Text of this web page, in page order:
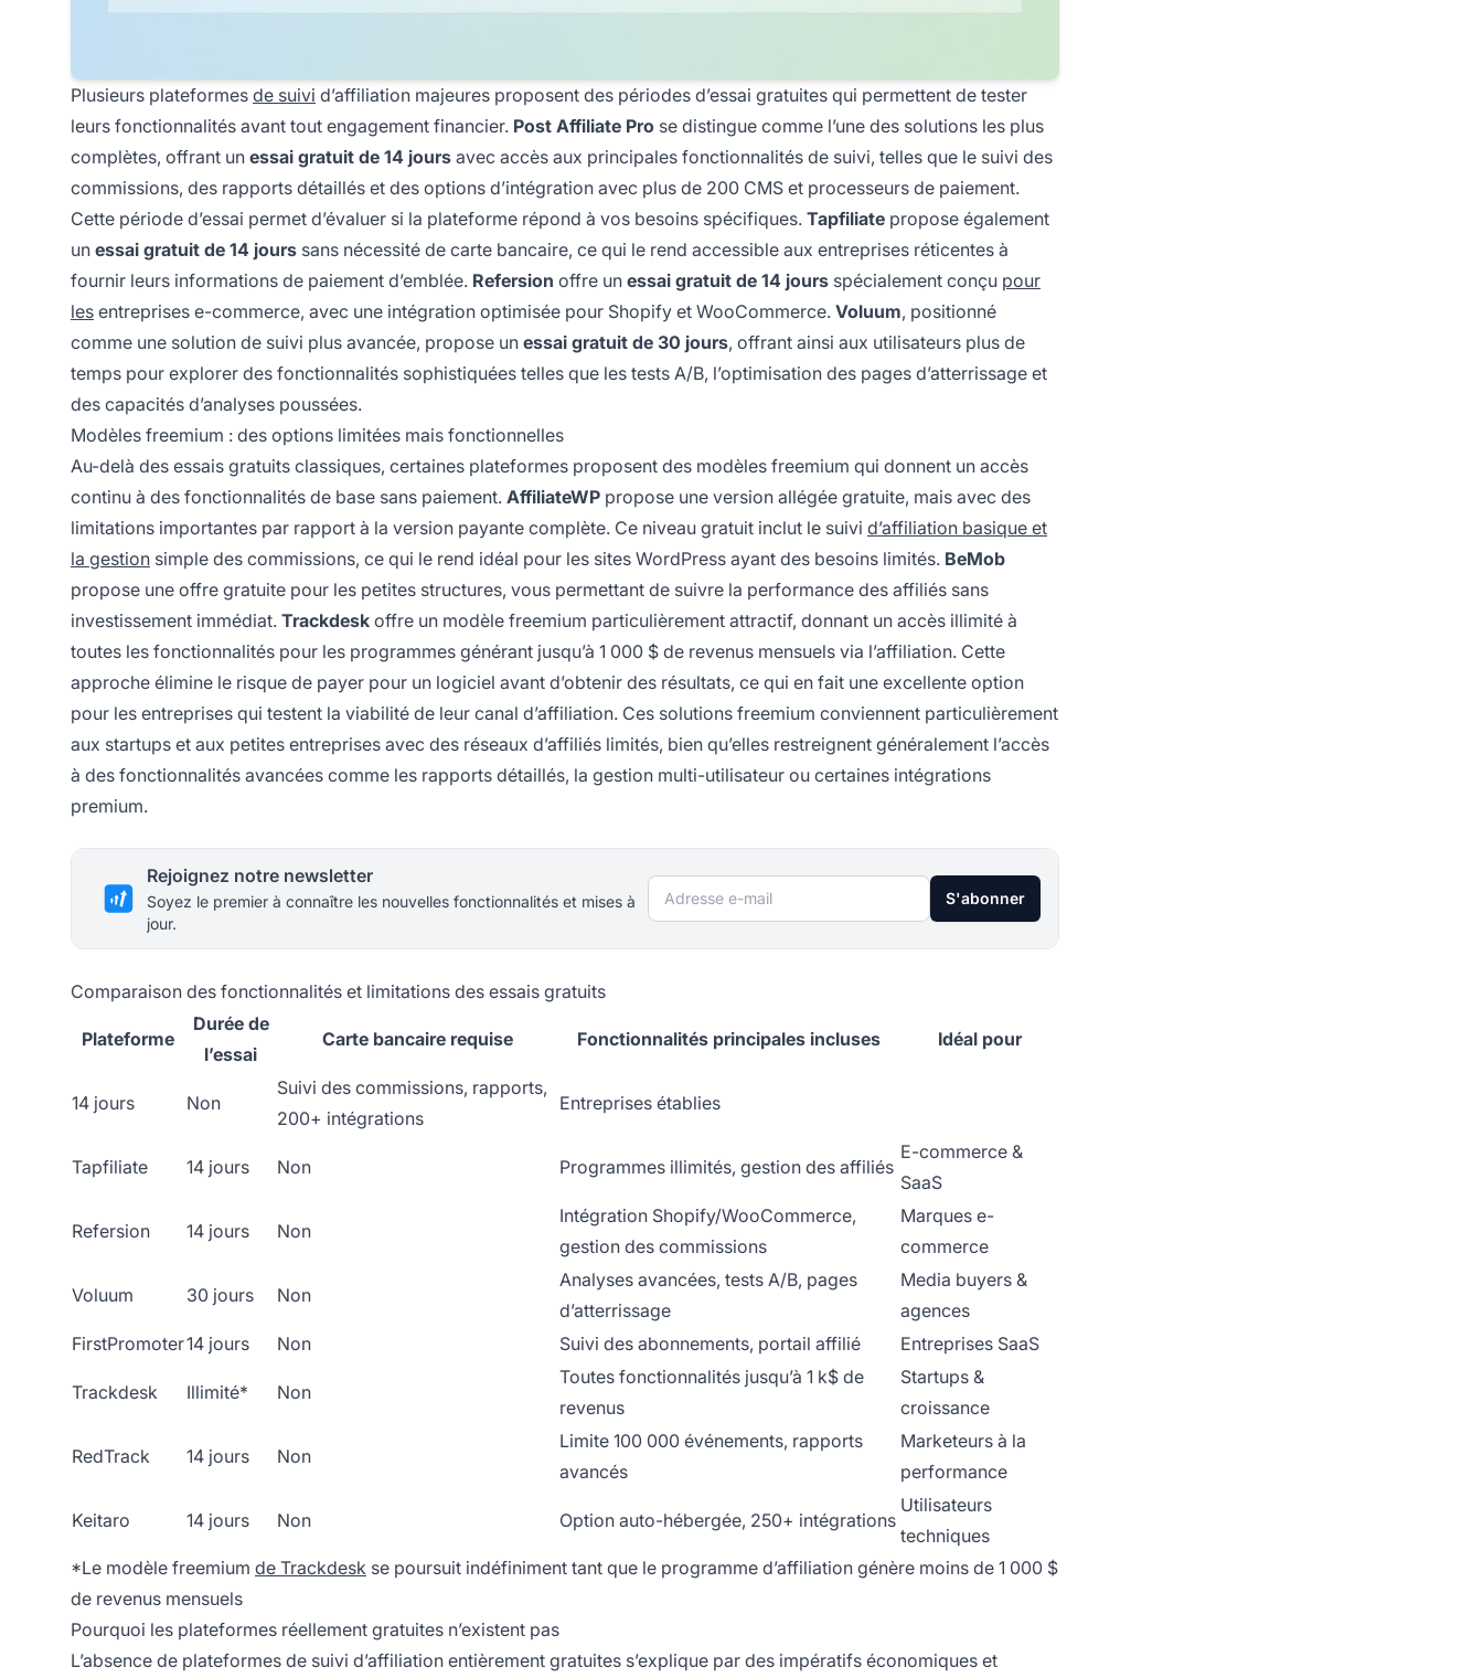
Plusieurs plateformes de suivi d’affiliation majeures proposent des périodes d’essai gratuites qui permettent de tester
leurs fonctionnalités avant tout engagement financier. Post Affiliate Pro se distingue comme l’une des solutions les plus
complètes, offrant un essai gratuit de 14 jours avec accès aux principales fonctionnalités de suivi, telles que le suivi des
commissions, des rapports détaillés et des options d’intégration avec plus de 200 CMS et processeurs de paiement.
Cette période d’essai permet d’évaluer si la plateforme répond à vos besoins spécifiques. Tapfiliate propose également
un essai gratuit de 14 jours sans nécessité de carte bancaire, ce qui le rend accessible aux entreprises réticentes à
fournir leurs informations de paiement d’emblée. Refersion offre un essai gratuit de 14 jours spécialement conçu pour
les entreprises e-commerce, avec une intégration optimisée pour Shopify et WooCommerce. Voluum, positionné
comme une solution de suivi plus avancée, propose un essai gratuit de 30 jours, offrant ainsi aux utilisateurs plus de
temps pour explorer des fonctionnalités sophistiquées telles que les tests A/B, l’optimisation des pages d’atterrissage et
des capacités d’analyses poussées.
Modèles freemium : des options limitées mais fonctionnelles
Au-delà des essais gratuits classiques, certaines plateformes proposent des modèles freemium qui donnent un accès
continu à des fonctionnalités de base sans paiement. AffiliateWP propose une version allégée gratuite, mais avec des
limitations importantes par rapport à la version payante complète. Ce niveau gratuit inclut le suivi d’affiliation basique et
la gestion simple des commissions, ce qui le rend idéal pour les sites WordPress ayant des besoins limités. BeMob
propose une offre gratuite pour les petites structures, vous permettant de suivre la performance des affiliés sans
investissement immédiat. Trackdesk offre un modèle freemium particulièrement attractif, donnant un accès illimité à
toutes les fonctionnalités pour les programmes générant jusqu’à 1 000 $ de revenus mensuels via l’affiliation. Cette
approche élimine le risque de payer pour un logiciel avant d’obtenir des résultats, ce qui en fait une excellente option
pour les entreprises qui testent la viabilité de leur canal d’affiliation. Ces solutions freemium conviennent particulièrement
aux startups et aux petites entreprises avec des réseaux d’affiliés limités, bien qu’elles restreignent généralement l’accès
à des fonctionnalités avancées comme les rapports détaillés, la gestion multi-utilisateur ou certaines intégrations
premium.
Rejoignez notre newsletter
Soyez le premier à connaître les nouvelles fonctionnalités et mises à
jour.
Adresse e-mail S'abonner
Comparaison des fonctionnalités et limitations des essais gratuits
Plateforme
Durée de
l’essai
Carte bancaire requise Fonctionnalités principales incluses Idéal pour
14 jours Non
Suivi des commissions, rapports,
200+ intégrations
Entreprises établies
Tapfiliate 14 jours Non Programmes illimités, gestion des affiliés
E-commerce &
SaaS
Refersion 14 jours Non
Intégration Shopify/WooCommerce,
gestion des commissions
Marques e-
commerce
Voluum 30 jours Non
Analyses avancées, tests A/B, pages
d’atterrissage
Media buyers &
agences
FirstPromoter14 jours Non Suivi des abonnements, portail affilié Entreprises SaaS
Trackdesk Illimité* Non
Toutes fonctionnalités jusqu’à 1 k$ de
revenus
Startups &
croissance
RedTrack 14 jours Non
Limite 100 000 événements, rapports
avancés
Marketeurs à la
performance
Keitaro 14 jours Non Option auto-hébergée, 250+ intégrations
Utilisateurs
techniques
*Le modèle freemium de Trackdesk se poursuit indéfiniment tant que le programme d’affiliation génère moins de 1 000 $
de revenus mensuels
Pourquoi les plateformes réellement gratuites n’existent pas
L’absence de plateformes de suivi d’affiliation entièrement gratuites s’explique par des impératifs économiques et